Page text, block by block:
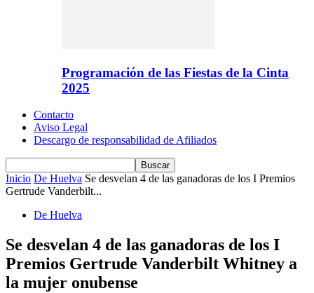
Programación de las Fiestas de la Cinta
2025
Contacto
Aviso Legal
Descargo de responsabilidad de Afiliados
Inicio De Huelva Se desvelan 4 de las ganadoras de los I Premios
Gertrude Vanderbilt...
De Huelva
Se desvelan 4 de las ganadoras de los I
Premios Gertrude Vanderbilt Whitney a
la mujer onubense